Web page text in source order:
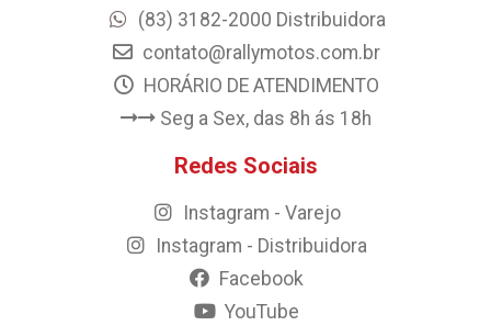
(83) 3182-2000 Distribuidora
contato@rallymotos.com.br
HORÁRIO DE ATENDIMENTO
Seg a Sex, das 8h ás 18h
Redes Sociais
Instagram - Varejo
Instagram - Distribuidora
Facebook
YouTube